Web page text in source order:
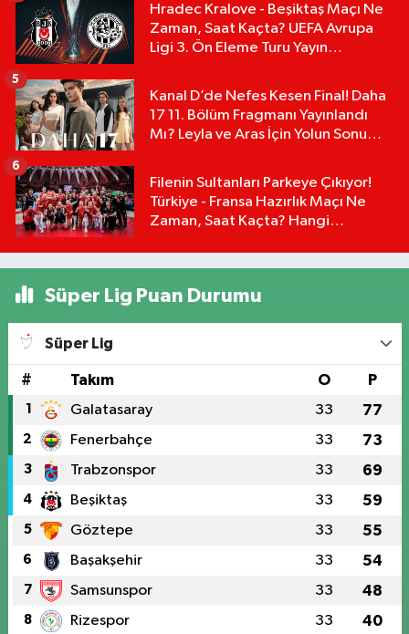
Hradec Kralove - Beşiktaş Maçı Ne
Zaman, Saat Kaçta? UEFA Avrupa
Ligi 3. Ön Eleme Turu Yayın
Kanal D’de Nefes Kesen Final! Daha
17 11. Bölüm Fragmanı Yayınlandı
Mı? Leyla ve Aras İçin Yolun Sonu
5
Filenin Sultanları Parkeye Çıkıyor!
Türkiye - Fransa Hazırlık Maçı Ne
Zaman, Saat Kaçta? Hangi
6
Süper Lig Puan Durumu
Süper Lig
# Takım O P
1 Galatasaray 33 77
2 Fenerbahçe 33 73
3 Trabzonspor 33 69
4 Beşiktaş 33 59
5 Göztepe 33 55
6 Başakşehir 33 54
7 Samsunspor 33 48
8 Rizespor 33 40